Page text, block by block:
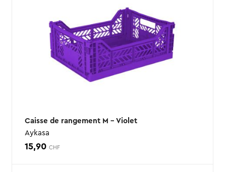
Caisse de rangement M – Violet
Aykasa
15,90 CHF